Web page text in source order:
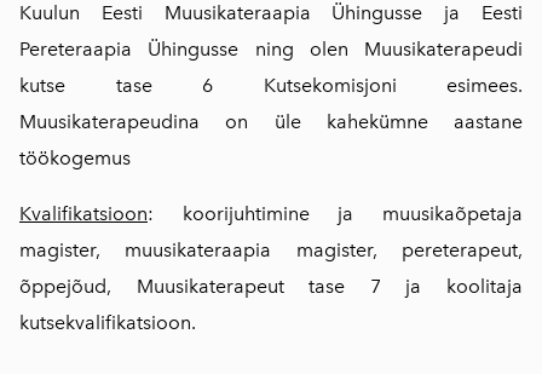
Kuulun Eesti Muusikateraapia Ühingusse ja Eesti
Pereteraapia Ühingusse ning olen Muusikaterapeudi
kutse tase 6 Kutsekomisjoni esimees.
Muusikaterapeudina on üle kahekümne aastane
töökogemus
Kvalifikatsioon: koorijuhtimine ja muusikaõpetaja
magister, muusikateraapia magister, pereterapeut,
õppejõud, Muusikaterapeut tase 7 ja koolitaja
kutsekvalifikatsioon.